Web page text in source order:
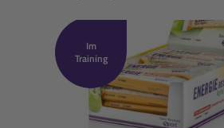
Im
Training
Energie Reis-
Apfel: 20er-Packung